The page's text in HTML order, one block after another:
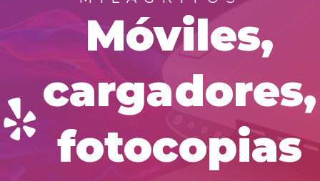
Móviles,
cargadores,
fotocopias